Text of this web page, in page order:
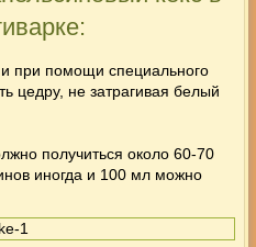
при помощи специального
цедру, не затрагивая белый
получиться около 60-70
иногда и 100 мл можно